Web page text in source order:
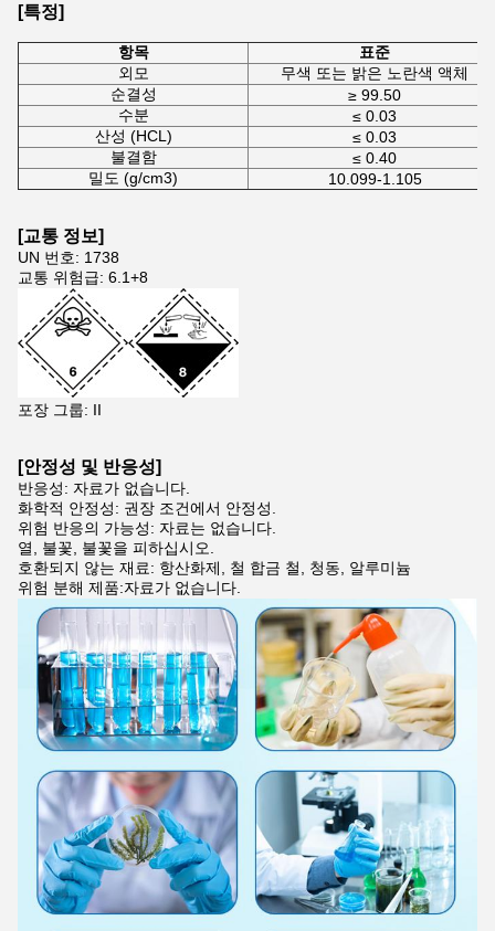
[특정]
항목
표준
외모
무색 또는 밝은 노란색 액체
순결성
≥ 99.50
수분
≤ 0.03
산성 (HCL)
≤ 0.03
불결함
≤ 0.40
밀도 (g/cm3)
10.099-1.105
[교통 정보]
UN 번호: 1738
교통 위험급: 6.1+8
포장 그룹: II
[안정성 및 반응성]
반응성: 자료가 없습니다.
화학적 안정성: 권장 조건에서 안정성.
위험 반응의 가능성: 자료는 없습니다.
열, 불꽃, 불꽃을 피하십시오.
호환되지 않는 재료: 항산화제, 철 합금 철, 청동, 알루미늄
위험 분해 제품:자료가 없습니다.